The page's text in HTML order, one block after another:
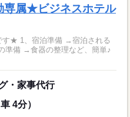
専属★ビジネスホテル
される
・家事代行
4分）